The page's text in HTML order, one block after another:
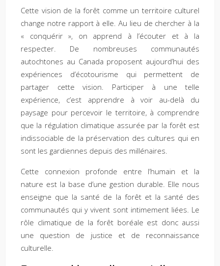
Cette vision de la forêt comme un territoire culturel
change notre rapport à elle. Au lieu de chercher à la
« conquérir », on apprend à l’écouter et à la
respecter. De nombreuses communautés
autochtones au Canada proposent aujourd’hui des
expériences d’écotourisme qui permettent de
partager cette vision. Participer à une telle
expérience, c’est apprendre à voir au-delà du
paysage pour percevoir le territoire, à comprendre
que la régulation climatique assurée par la forêt est
indissociable de la préservation des cultures qui en
sont les gardiennes depuis des millénaires.
Cette connexion profonde entre l’humain et la
nature est la base d’une gestion durable. Elle nous
enseigne que la santé de la forêt et la santé des
communautés qui y vivent sont intimement liées. Le
rôle climatique de la forêt boréale est donc aussi
une question de justice et de reconnaissance
culturelle.